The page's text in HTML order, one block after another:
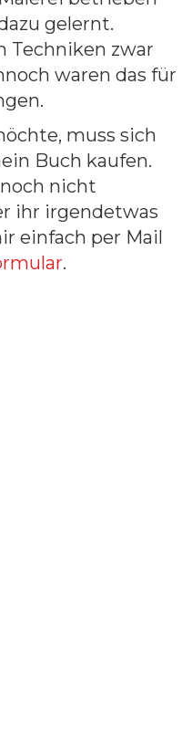
gelernt.
Techniken zwar
waren das für
muss sich
Buch kaufen.
nicht
ihr irgendetwas
einfach per Mail
.